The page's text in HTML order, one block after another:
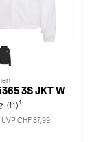
3S JKT W
(11) 1
UVP CHF 87,99